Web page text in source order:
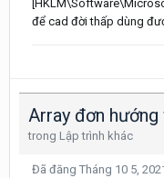
để cad đời thấp dùng
Array đơn
trong Lập trình khác
Đã đăng Tháng 10 5,